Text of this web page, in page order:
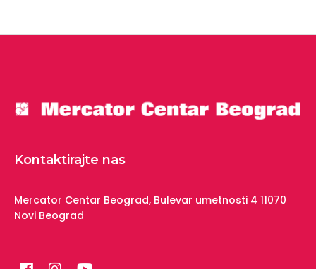
Kontaktirajte nas
Mercator Centar Beograd, Bulevar umetnosti 4 11070
Novi Beograd